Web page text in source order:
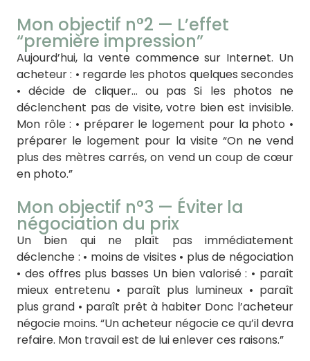
Mon objectif n°2 — L’effet
“première impression”
Aujourd’hui, la vente commence sur Internet. Un
acheteur : • regarde les photos quelques secondes
• décide de cliquer… ou pas Si les photos ne
déclenchent pas de visite, votre bien est invisible.
Mon rôle : • préparer le logement pour la photo •
préparer le logement pour la visite “On ne vend
plus des mètres carrés, on vend un coup de cœur
en photo.”
Mon objectif n°3 — Éviter la
négociation du prix
Un bien qui ne plaît pas immédiatement
déclenche : • moins de visites • plus de négociation
• des offres plus basses Un bien valorisé : • paraît
mieux entretenu • paraît plus lumineux • paraît
plus grand • paraît prêt à habiter Donc l’acheteur
négocie moins. “Un acheteur négocie ce qu’il devra
refaire. Mon travail est de lui enlever ces raisons.”